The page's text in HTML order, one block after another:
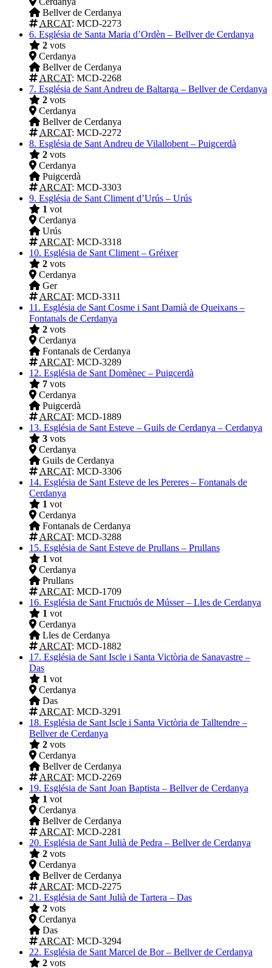
Bellver de Cerdanya
ARCAT: MCD-2273
6. Església de Santa Maria d’Ordèn – Bellver de Cerdanya
2 vots
Cerdanya
Bellver de Cerdanya
ARCAT: MCD-2268
7. Església de Sant Andreu de Baltarga – Bellver de Cerdanya
2 vots
Cerdanya
Bellver de Cerdanya
ARCAT: MCD-2272
8. Església de Sant Andreu de Vilallobent – Puigcerdà
2 vots
Cerdanya
Puigcerdà
ARCAT: MCD-3303
9. Església de Sant Climent d’Urús – Urús
1 vot
Cerdanya
Urús
ARCAT: MCD-3318
10. Església de Sant Climent – Gréixer
2 vots
Cerdanya
Ger
ARCAT: MCD-3311
11. Església de Sant Cosme i Sant Damià de Queixans –
Fontanals de Cerdanya
2 vots
Cerdanya
Fontanals de Cerdanya
ARCAT: MCD-3289
12. Església de Sant Domènec – Puigcerdà
7 vots
Cerdanya
Puigcerdà
ARCAT: MCD-1889
13. Església de Sant Esteve – Guils de Cerdanya – Cerdanya
3 vots
Cerdanya
Guils de Cerdanya
ARCAT: MCD-3306
14. Església de Sant Esteve de les Pereres – Fontanals de
Cerdanya
1 vot
Cerdanya
Fontanals de Cerdanya
ARCAT: MCD-3288
15. Església de Sant Esteve de Prullans – Prullans
1 vot
Cerdanya
Prullans
ARCAT: MCD-1709
16. Església de Sant Fructuós de Músser – Lles de Cerdanya
1 vot
Cerdanya
Lles de Cerdanya
ARCAT: MCD-1882
17. Església de Sant Iscle i Santa Victòria de Sanavastre –
Das
1 vot
Cerdanya
Das
ARCAT: MCD-3291
18. Església de Sant Iscle i Santa Victòria de Talltendre –
Bellver de Cerdanya
2 vots
Cerdanya
Bellver de Cerdanya
ARCAT: MCD-2269
19. Església de Sant Joan Baptista – Bellver de Cerdanya
1 vot
Cerdanya
Bellver de Cerdanya
ARCAT: MCD-2281
20. Església de Sant Julià de Pedra – Bellver de Cerdanya
2 vots
Cerdanya
Bellver de Cerdanya
ARCAT: MCD-2275
21. Església de Sant Julià de Tartera – Das
2 vots
Cerdanya
Das
ARCAT: MCD-3294
22. Església de Sant Marcel de Bor – Bellver de Cerdanya
2 vots